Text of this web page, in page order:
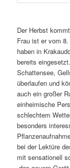
Der Herbst
Frau ist er vom
haben in
bereits
Schattensee,
überlaufen und
auch ein großer
einheimische
schlechtem
besonders
bei der Lektüre
mit sensationell